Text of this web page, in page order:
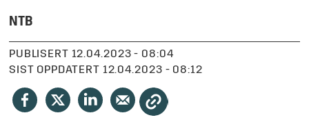
NTB
PUBLISERT
12.04.2023 - 08:04
SIST OPPDATERT
12.04.2023 - 08:12